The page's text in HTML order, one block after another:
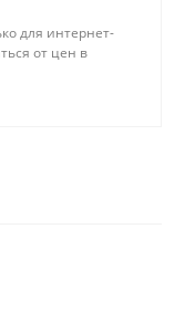
для интернет-
от цен в